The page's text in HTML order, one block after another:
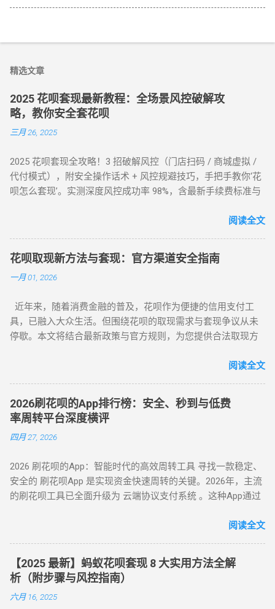
精选文章
2025 花呗套现最新教程：全场景风控破解攻
略，教你安全套花呗
三月 26, 2025
2025 花呗套现全攻略！3 招破解风控（门店扫码 / 商城虚拟 /
代付模式），附安全操作话术 + 风控规避技巧，手把手教你‘花
呗怎么套现’。实测深度风控成功率 98%，含最新手续费标准与
教程：全场景风控破解攻略，教你安全套花呗 在移动支付普
成为用户关注的焦点。本文将针对不同风控等级的花呗账户，
提供系统性的套现解决方案，帮助用户在合规前提下实现额度
变现。如果你正在搜索 “花呗怎么套现” 或 “花呗套现教程”，本
呗：门店扫码套现法，秒到账的快捷操作 对于未触发风控的花
呗账户，最直接的套现方式是通过实体门店完成。 操作步骤如
下： 寻找支持花呗的实体商家 ：如便利店、餐饮店等，确认其
款码，选择花呗支付指定金额。 实时结算 ：商家收到款项后，
扣除手续费将资金转回用户账户。此方法无需复杂流程，资金
秒到账，尤其适合小额至中大额的套现需求，是 “花呗怎么套
现” 最便捷的答案。 二、普通风控账户：线上商城虚拟交易，
绕过限额限制 若花呗账户因使用异常触发普通风控（单笔限额
500-1000 元），可通过线上商城的虚拟交易模式实现套现。 具
风控账户兼容性较高的平台。 创建虚拟订单 ：选购电子卡券、
话费充值等虚拟商品，使用花呗支付。 模拟物流确认 ：商家提
供虚假物流信息后，用户在订单页面点击 “确认收货”。 快速回
法通过模拟真实购物场景，有效规避单笔限额，是 “花呗套现教
程” 中针对普通风控的核心策略。 三、深度风控账户：代付模
式破解，20-100 元也能全额套现 针对仅能支付 20-100 元或完
全无法交易的深度风控账户，代付模式成为终极解决方案。 操
（如小米商城、淘宝天猫），生成代付二维码。 扫码代付 ：用
阅读全文
花呗取现新方法与套现：官方渠道安全指南
一月 01, 2026
近年来，随着消费金融的普及，花呗作为便捷的信用支付工
具，已融入大众生活。但围绕花呗的取现需求与套现争议从未
停歇。本文将结合最新政策与官方规则，为您提供合法取现方
为何限制套现？官方明令禁止的三大原因 花呗自 2015 年上线
景。以下是套现行为被严格限制的核心原因： 法律风险 ：套现
属于非法资金转移行为，涉及虚构交易、虚假退款等操作，可
能触犯《反洗钱法》及金融监管条例。 账户安全 ：第三方套现
平台常伴随信息泄露、诈骗风险，导致用户资金损失或账户被
结、芝麻分下降，甚至影响个人征信记录。 据 2024 年央行数
据显示，因套现被关闭花呗功能的用户同比增长 37%，部分用
户更因违规操作被列入金融机构黑名单。 二、2025 年花呗取现
付宝于近期升级「备用金」功能，实现花呗额度直接取现至银
行卡。具体操作步骤如下： 入口激活 ：打开支付宝 APP → 点
击「我的」→ 进入「花呗」页面，找到「备用金」开通入口。
额度确认 ：备用金额度与花呗可用额度实时同步（部分用户享
额外专享额度），支持最低 1 元起取。 验证流程 ：按提示完成
刷脸认证，确认利率及还款规则。 资金划转 ：输入取现金额
阅读全文
2026刷花呗的App排行榜：安全、秒到与低费
率周转平台深度横评
四月 27, 2026
2026 刷花呗的App：智能时代的高效周转工具 寻找一款稳定、
安全的 刷花呗App 是实现资金快速周转的关键。2026年，主流
的刷花呗工具已全面升级为 云端协议支付系统 。这种App通过
呗额度通过模拟购物流程转化为可提现余额。目前主流App的综
款 多通道备份 隐私加密 在移动支付高度发达的今天，刷花呗
已不再需要传统的线下寻找商家。只需通过手机下载特定的周
转 App 或关注 H5 平台，即可实现“足不出户，额度变现”。
一、 2026 年主流刷花呗 App 模式对比 App 类型 技术核心 到账
阅读全文
【2025 最新】蚂蚁花呗套现 8 大实用方法全解
析（附步骤与风控指南）
六月 16, 2025